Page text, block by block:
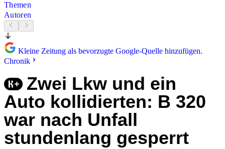
Themen
Autoren
Kleine Zeitung als bevorzugte Google-Quelle hinzufügen.
Chronik
Zwei Lkw und ein
Auto kollidierten: B 320
war nach Unfall
stundenlang gesperrt